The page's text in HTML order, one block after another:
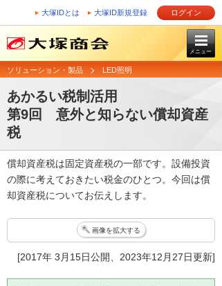
大塚IDとは 大塚ID新規登録 ログイン
メニュー
ソリューション・製品 LED照明
あかるい税制活用
第9回 意外と知らない償却資産
税
償却資産税は固定資産税の一部です。設備投資
の際に考えておきたい税金のひとつ。今回は償
却資産税についてお伝えします。
画像を拡大する
[2017年 3月15日公開、2023年12月27日更新]